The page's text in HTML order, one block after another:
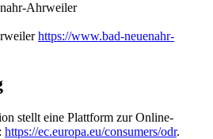
Ahrweiler
https://www.bad-neuenahr-
stellt eine Plattform zur Online-
https://ec.europa.eu/consumers/odr.